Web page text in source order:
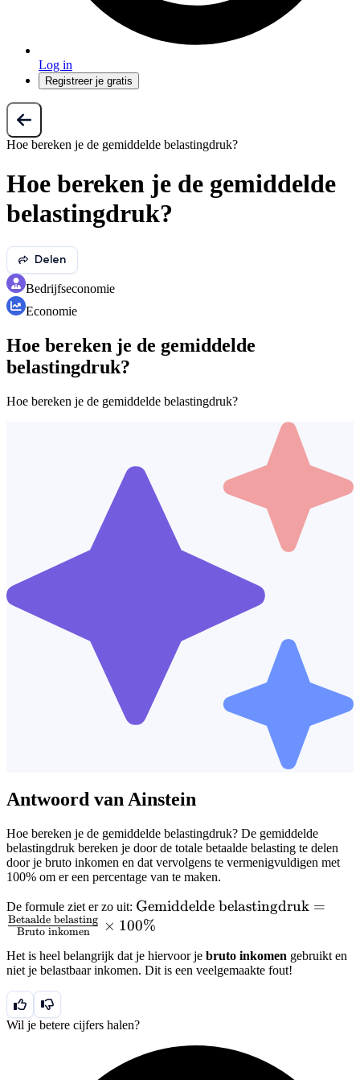
Log in
Registreer je gratis
Hoe bereken je de gemiddelde belastingdruk?
Hoe bereken je de gemiddelde
belastingdruk?
Delen
Bedrijfseconomie
Economie
Hoe bereken je de gemiddelde
belastingdruk?
Hoe bereken je de gemiddelde belastingdruk?
Antwoord van Ainstein
Hoe bereken je de gemiddelde belastingdruk? De gemiddelde
belastingdruk bereken je door de totale betaalde belasting te delen
door je bruto inkomen en dat vervolgens te vermenigvuldigen met
100% om er een percentage van te maken.
De formule ziet er zo uit: \text{Gemiddelde
belastingdruk} =
belasting}}
{\text{Bruto
100\%
Gemiddelde belastingdruk =
Bruto inkomen
Betaalde belasting × 100%
Het is heel belangrijk dat je hiervoor je bruto inkomen gebruikt en
niet je belastbaar inkomen. Dit is een veelgemaakte fout!
Wil je betere cijfers halen?